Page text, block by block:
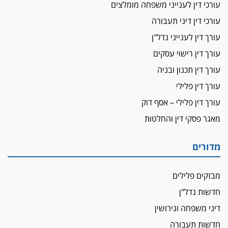
על המידתיות
ביה"ד המשמעתי ביטל השעיה לצמיתות של
עורכת-דין שהביעה שמחה ב-7 באוקטובר
אשם
עו"ד הלל בבייב הורשע בהונאת עשרות לקוחות,
ההסדר: 7-9 שנות מאסר
דין ומקרקעין
עורך דין ברמת השרון נחקר בחשד למרמה בעסקת
תובעת משטרתית פוטרה בחשד לעישון סמים
שנחשף בפעילות בלשים בטלגרם
לא בכל יום
הכנסת אישרה
הגבלת שכר טרחה בייצוג נכי צה"ל ונפגעי פעולות
איבה
עורכי דין לענייני משפחה מומלצים
עורכי דין דיני תעבורה
עורך דין לענייני נדל"ן
עורך דין רישוי עסקים
עורך דין תכנון ובניה
עורך דין פלילי
עורך דין פלילי – אסף דוק
מאגר פסקי דין והחלטות
מדורים
מבזקים פלילים
חדשות נדל"ן
דיני משפחה וגירושין
חדשות תעבורה